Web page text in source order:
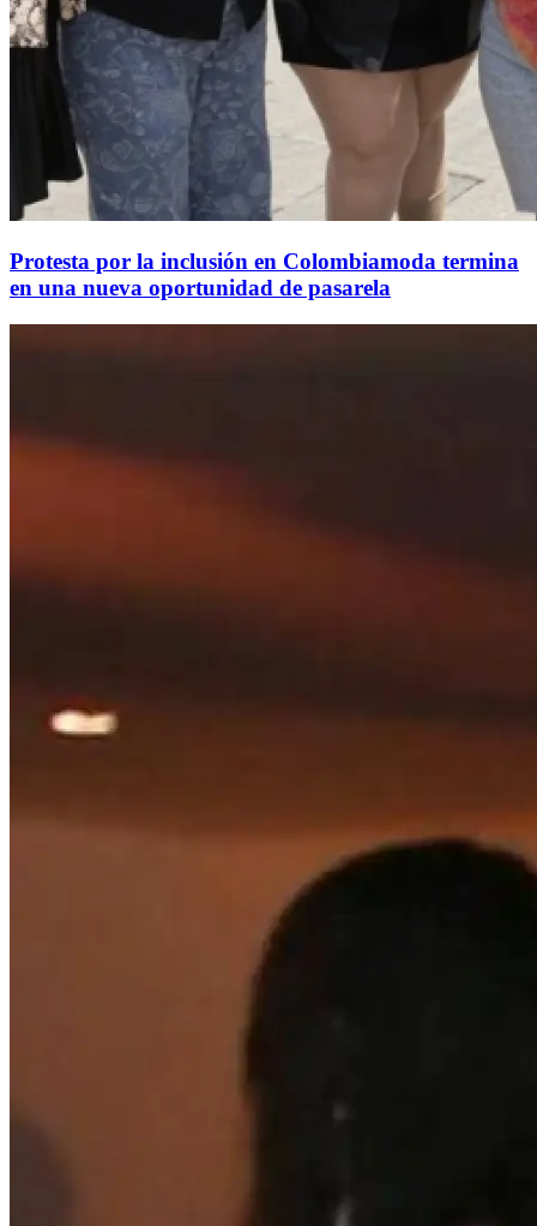
Protesta por la inclusión en Colombiamoda termina
en una nueva oportunidad de pasarela